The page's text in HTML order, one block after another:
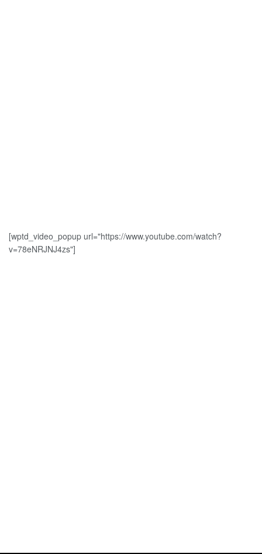
[wptd_video_popup url="https://www.youtube.com/watch?
v=78eNRJNJ4zs"]